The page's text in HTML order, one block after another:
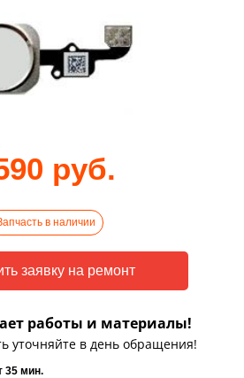
руб.
в наличии
работы и материалы!
уточняйте в день обращения!
35 мин.